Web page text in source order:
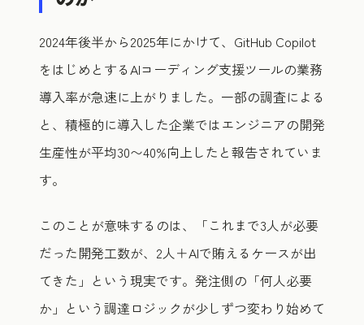
2024年後半から2025年にかけて、GitHub Copilot
をはじめとするAIコーディング支援ツールの業務
導入率が急速に上がりました。一部の調査による
と、積極的に導入した企業ではエンジニアの開発
生産性が平均30〜40%向上したと報告されていま
す。
このことが意味するのは、「これまで3人が必要
だった開発工数が、2人＋AIで賄えるケースが出
てきた」という現実です。発注側の「何人必要
か」という調達ロジックが少しずつ変わり始めて